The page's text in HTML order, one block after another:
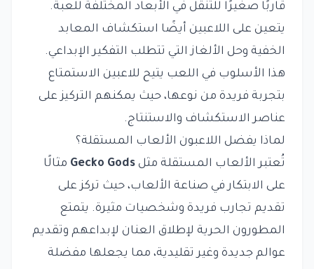
قاربًا صغيرًا للتنقل في الأبعاد المختلفة للعبة.
يتعين على اللاعبين أيضًا استكشاف المعابد
الخفية وحل الألغاز التي تتطلب التفكير الإبداعي.
هذا الأسلوب في اللعب يتيح للاعبين الاستمتاع
بتجربة فريدة من نوعها، حيث يمكنهم التركيز على
عناصر الاستكشاف والاستنتاج.
لماذا يفضل اللاعبون الألعاب المستقلة؟
تُعتبر الألعاب المستقلة مثل Gecko Gods مثالًا
على الابتكار في صناعة الألعاب، حيث تركز على
تقديم تجارب فريدة وشخصيات مثيرة. يتمتع
المطورون الحرية لإطلاق العنان لإبداعهم وتقديم
عوالم جديدة وغير تقليدية، مما يجعلها مفضلة